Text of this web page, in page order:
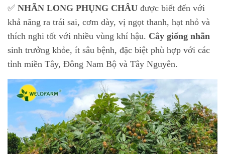
✅ NHÃN LONG PHỤNG CHÂU được biết đến với
khả năng ra trái sai, cơm dày, vị ngọt thanh, hạt nhỏ và
thích nghi tốt với nhiều vùng khí hậu. Cây giống nhãn
sinh trưởng khỏe, ít sâu bệnh, đặc biệt phù hợp với các
tỉnh miền Tây, Đông Nam Bộ và Tây Nguyên.